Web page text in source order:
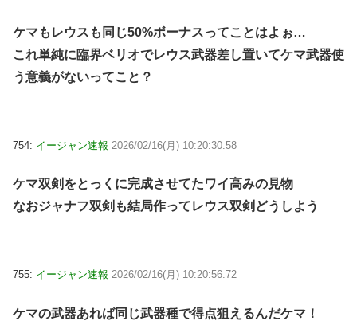
ケマもレウスも同じ50%ボーナスってことはよぉ…
これ単純に臨界ベリオでレウス武器差し置いてケマ武器使
う意義がないってこと？
754: イージャン速報 2026/02/16(月) 10:20:30.58
ケマ双剣をとっくに完成させてたワイ高みの見物
なおジャナフ双剣も結局作ってレウス双剣どうしよう
755: イージャン速報 2026/02/16(月) 10:20:56.72
ケマの武器あれば同じ武器種で得点狙えるんだケマ！